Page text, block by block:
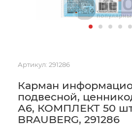
Артикул: 291286
Карман
подвесной,
А6, КОМПЛЕКТ 50
BRAUBERG, 291286